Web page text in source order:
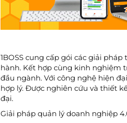
1BOSS cung cấp gói các giải
hành. Kết hợp cùng kinh nghiệm
đầu ngành. Với công nghệ hiện
hợp lý. Được nghiên cứu và thiết
đại.
Giải pháp quản lý doanh nghiệp